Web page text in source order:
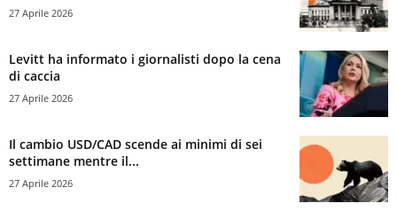
27 Aprile 2026
Levitt ha informato i giornalisti dopo la cena
di caccia
27 Aprile 2026
Il cambio USD/CAD scende ai minimi di sei
settimane mentre il...
27 Aprile 2026